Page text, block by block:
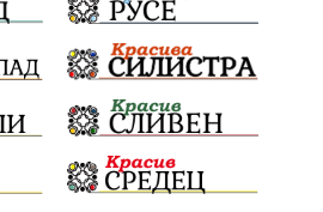
справедливост
услуги